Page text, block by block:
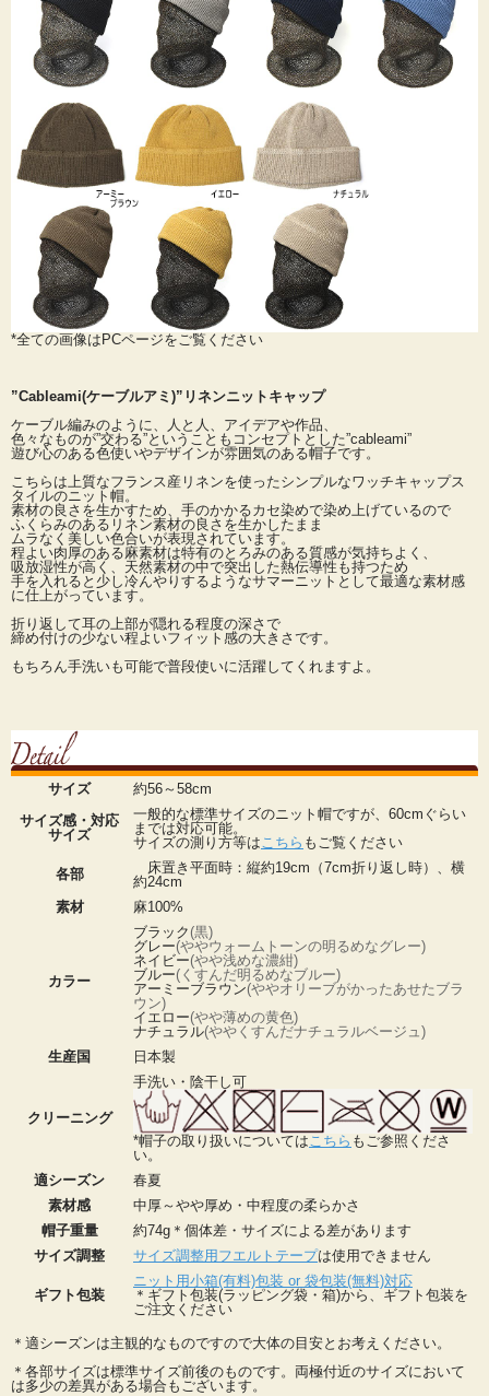
*全ての画像はPCページをご覧ください
”Cableami(ケーブルアミ)”リネンニットキャップ
ケーブル編みのように、人と人、アイデアや作品、
色々なものが”交わる”ということもコンセプトとした”cableami”
遊び心のある色使いやデザインが雰囲気のある帽子です。
こちらは上質なフランス産リネンを使ったシンプルなワッチキャップス
タイルのニット帽。
素材の良さを生かすため、手のかかるカセ染めで染め上げているので
ふくらみのあるリネン素材の良さを生かしたまま
ムラなく美しい色合いが表現されています。
程よい肉厚のある麻素材は特有のとろみのある質感が気持ちよく、
吸放湿性が高く、天然素材の中で突出した熱伝導性も持つため
手を入れると少し冷んやりするようなサマーニットとして最適な素材感
に仕上がっています。
折り返して耳の上部が隠れる程度の深さで
締め付けの少ない程よいフィット感の大きさです。
もちろん手洗いも可能で普段使いに活躍してくれますよ。
サイズ
約56～58cm
サイズ感・対応
サイズ
一般的な標準サイズのニット帽ですが、60cmぐらい
までは対応可能。
サイズの測り方等はこちら もご覧ください
各部
床置き平面時：縦約19cm（7cm折り返し時）、横
約24cm
素材
麻100%
カラー
ブラック(黒)
グレー(ややウォームトーンの明るめなグレー)
ネイビー(やや浅めな濃紺)
ブルー(くすんだ明るめなブルー)
アーミーブラウン(ややオリーブがかったあせたブラ
ウン)
イエロー(やや薄めの黄色)
ナチュラル(ややくすんだナチュラルベージュ)
生産国
日本製
クリーニング
手洗い・陰干し可
*帽子の取り扱いについては こちら もご参照くださ
い。
適シーズン
春夏
素材感
中厚～やや厚め・中程度の柔らかさ
帽子重量
約74g＊個体差・サイズによる差があります
サイズ調整
サイズ調整用フエルトテープは使用できません
ギフト包装
ニット用小箱(有料)包装 or 袋包装(無料)対応
＊ギフト包装(ラッピング袋・箱)から、ギフト包装を
ご注文ください
＊適シーズンは主観的なものですので大体の目安とお考えください。
＊各部サイズは標準サイズ前後のものです。両極付近のサイズにおいて
は多少の差異がある場合もございます。